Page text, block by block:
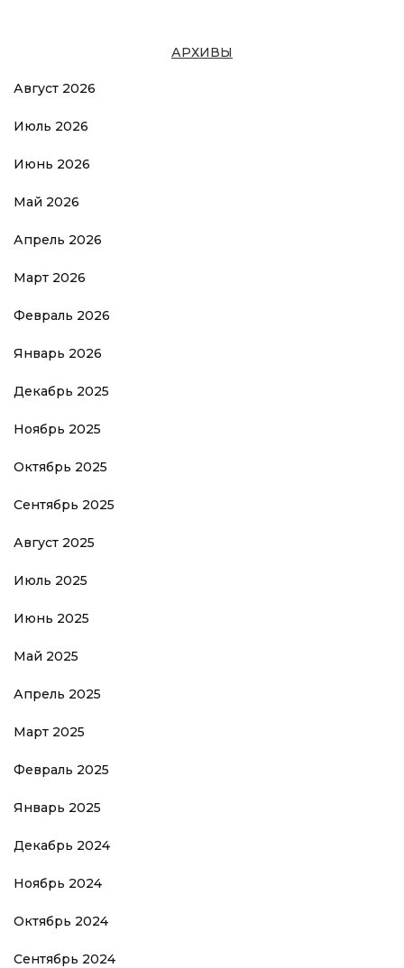
АРХИВЫ
Август 2026
Июль 2026
Июнь 2026
Май 2026
Апрель 2026
Март 2026
Февраль 2026
Январь 2026
Декабрь 2025
Ноябрь 2025
Октябрь 2025
Сентябрь 2025
Август 2025
Июль 2025
Июнь 2025
Май 2025
Апрель 2025
Март 2025
Февраль 2025
Январь 2025
Декабрь 2024
Ноябрь 2024
Октябрь 2024
Сентябрь 2024